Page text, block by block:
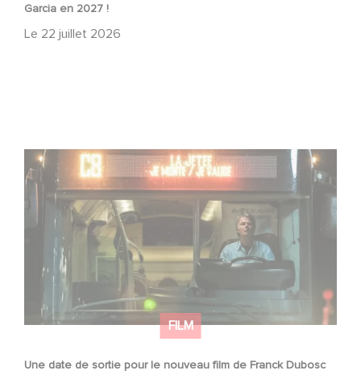
Garcia en 2027 !
Le 22 juillet 2026
FILM
Une date de sortie pour le nouveau film de Franck Dubosc
Une date de sortie pour le nouveau film de Franck
Dubosc